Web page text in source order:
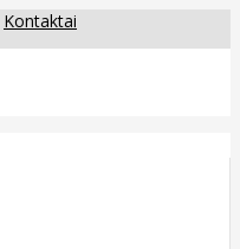
Kontaktai